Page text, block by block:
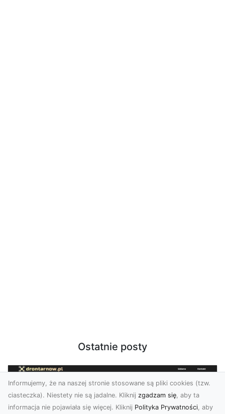
Ostatnie posty
Informujemy, że na naszej stronie stosowane są pliki cookies (tzw.
ciasteczka). Niestety nie są jadalne. Kliknij zgadzam się, aby ta
informacja nie pojawiała się więcej. Kliknij Polityka Prywatności, aby